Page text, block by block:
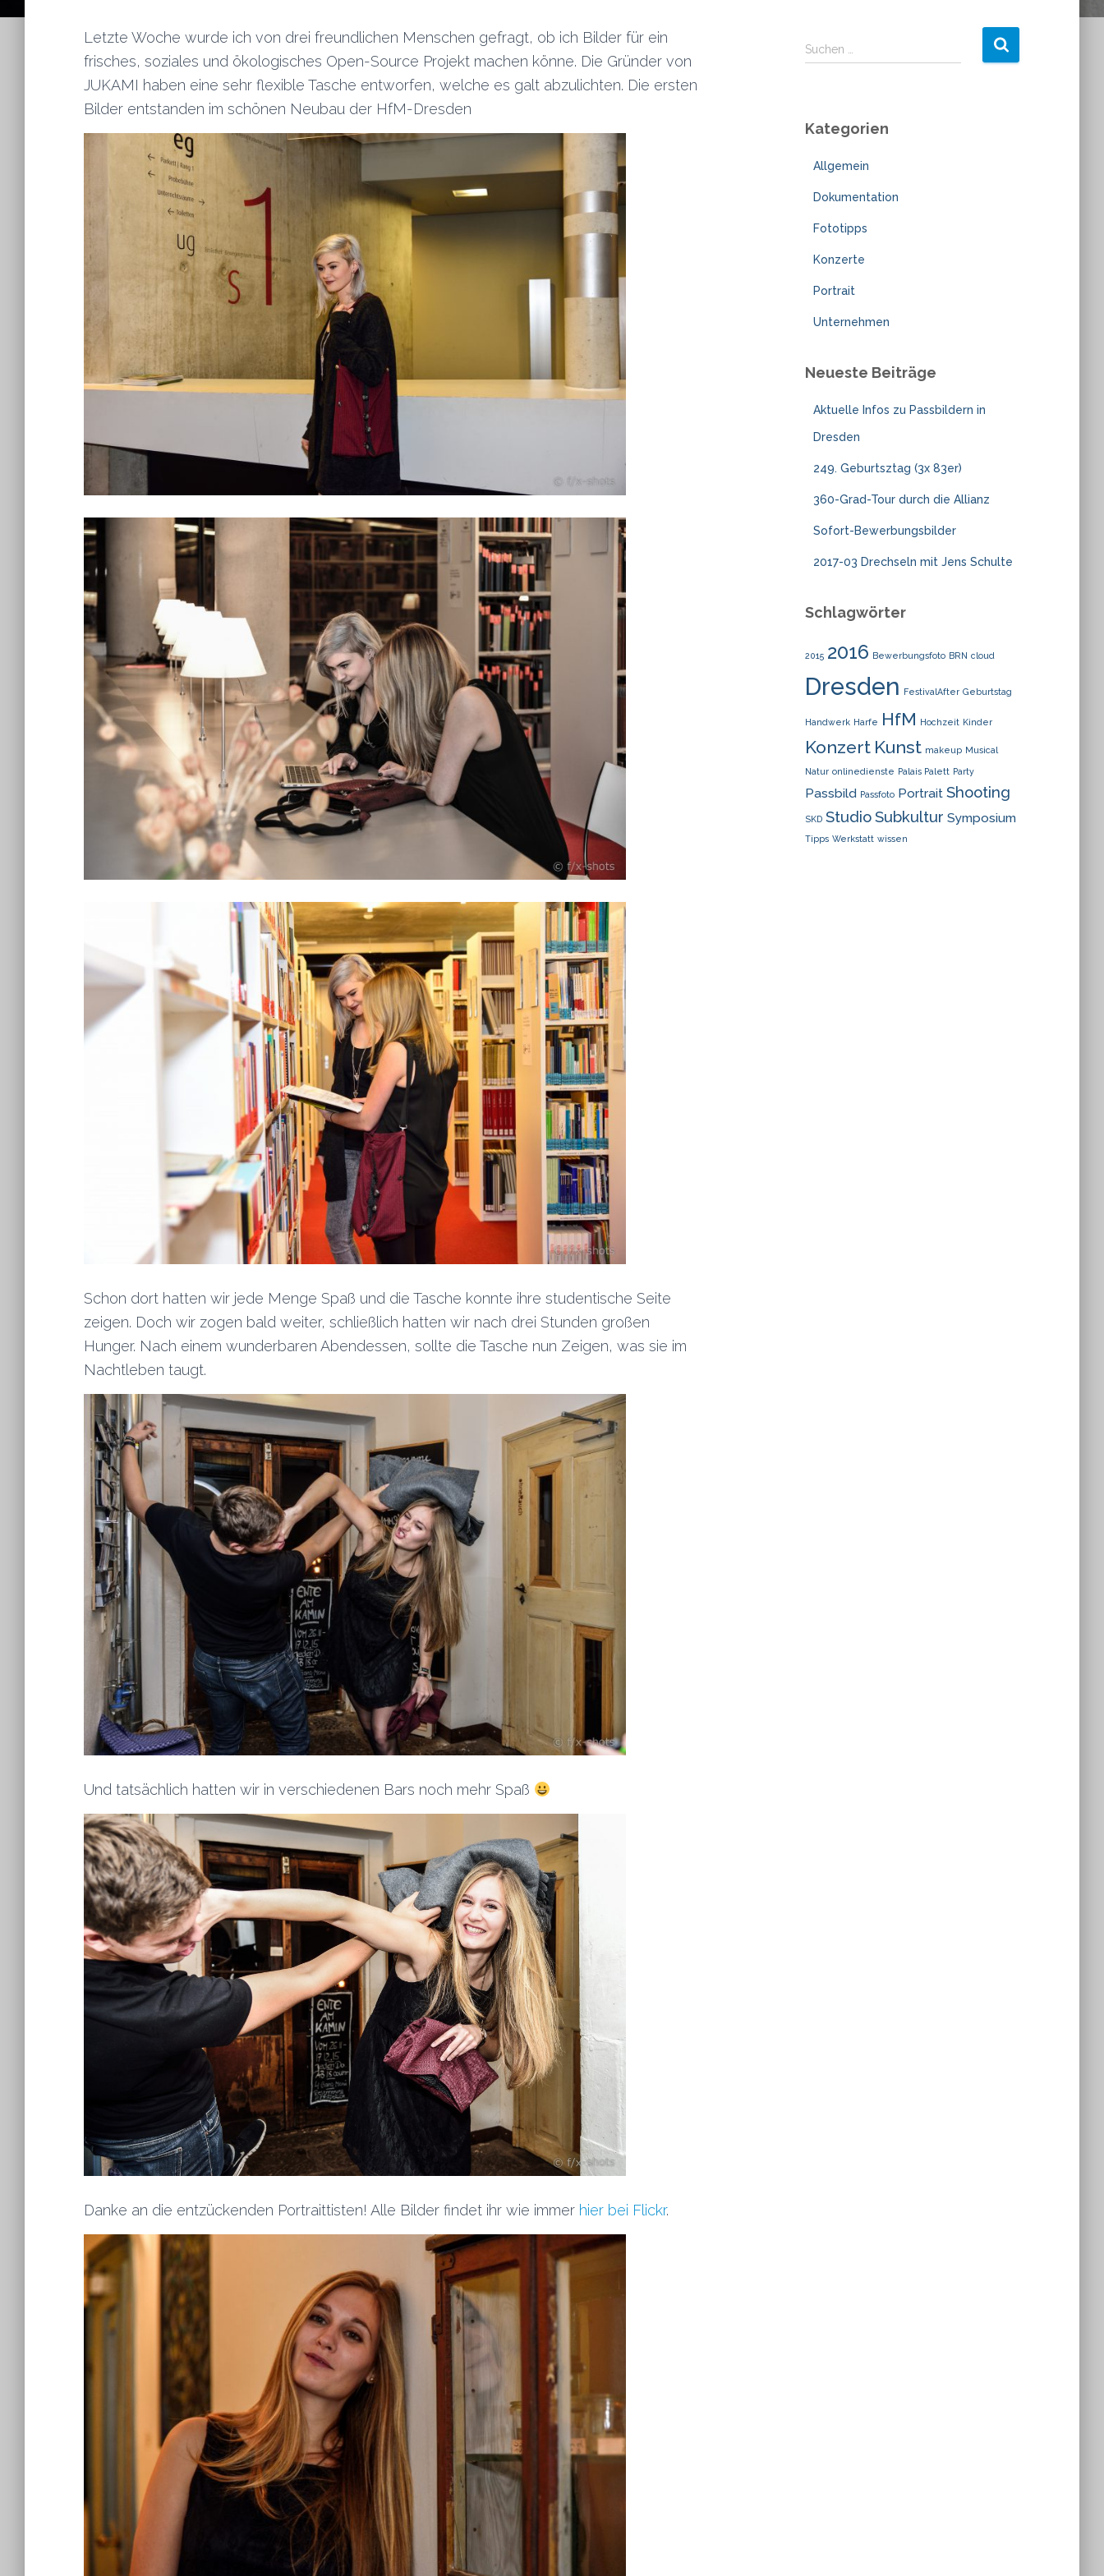
Letzte Woche wurde ich von drei freundlichen Menschen gefragt, ob ich Bilder für ein
frisches, soziales und ökologisches Open-Source Projekt machen könne. Die Gründer von
JUKAMI haben eine sehr flexible Tasche entworfen, welche es galt abzulichten. Die ersten
Bilder entstanden im schönen Neubau der HfM-Dresden
Schon dort hatten wir jede Menge Spaß und die Tasche konnte ihre studentische Seite
zeigen. Doch wir zogen bald weiter, schließlich hatten wir nach drei Stunden großen
Hunger. Nach einem wunderbaren Abendessen, sollte die Tasche nun Zeigen, was sie im
Nachtleben taugt.
Und tatsächlich hatten wir in verschiedenen Bars noch mehr Spaß
Danke an die entzückenden Portraittisten! Alle Bilder findet ihr wie immer hier bei Flickr.
S
u
n
Suchen …
Kategorien
Allgemein
Dokumentation
Fototipps
Konzerte
Portrait
Unternehmen
Neueste Beiträge
Aktuelle Infos zu Passbildern in
Dresden
249. Geburtsztag (3x 83er)
360-Grad-Tour durch die Allianz
Sofort-Bewerbungsbilder
2017-03 Drechseln mit Jens Schulte
Schlagwörter
2015 2016 Bewerbungsfoto BRN cloud
Dresden FestivalAfter Geburtstag
Handwerk Harfe HfM Hochzeit Kinder
Konzert Kunst makeup Musical
Natur onlinedienste Palais Palett Party
Passbild Passfoto Portrait Shooting
SKD Studio Subkultur Symposium
Tipps Werkstatt wissen